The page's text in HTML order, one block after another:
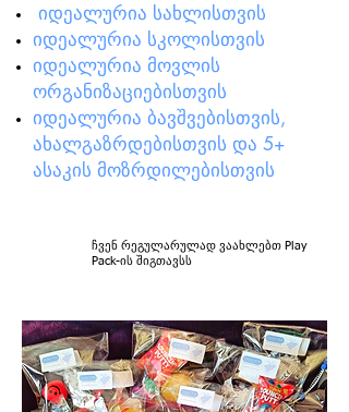
იდეალურია სახლისთვის
იდეალურია სკოლისთვის
იდეალურია მოვლის
ორგანიზაციებისთვის
იდეალურია ბავშვებისთვის,
ახალგაზრდებისთვის და 5+
ასაკის მოზრდილებისთვის
ჩვენ რეგულარულად ვაახლებთ Play
Pack-ის შიგთავსს